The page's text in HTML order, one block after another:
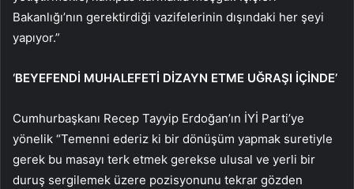
Bakanlığı’nın gerektirdiği vazifelerinin dışındaki her şeyi
yapıyor.”
‘BEYEFENDİ MUHALEFETİ DİZAYN ETME UĞRAŞI İÇİNDE’
Cumhurbaşkanı Recep Tayyip Erdoğan’ın İYİ Parti’ye
yönelik “Temenni ederiz ki bir dönüşüm yapmak suretiyle
gerek bu masayı terk etmek gerekse ulusal ve yerli bir
duruş sergilemek üzere pozisyonunu tekrar gözden